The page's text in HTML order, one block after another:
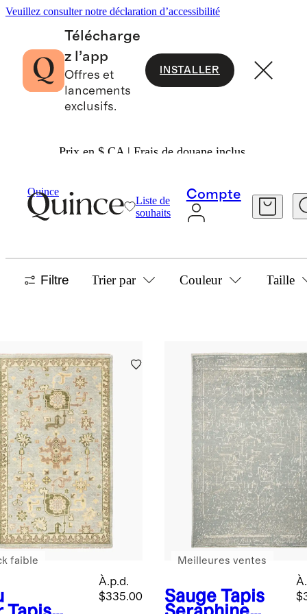
Veuillez consulter notre déclaration d’accessibilité
Télécharge
z l’app
Offres et
lancements
exclusifs.
INSTALLER
Prix en $ CA | Frais de douane inclus.
Quince
Liste de
souhaits
Compte
Persian Rugs
PERSIAN RUGS
Filtre Trier par Couleur Taille
À.p.d.
$335.00
faible
Sauge Tapis
Meilleures ventes